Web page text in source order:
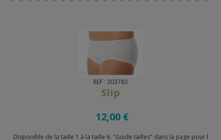
REF : 303783
Slip
12,00 €
Disponible de la taille 1 à la taille 6. "Guide tailles" dans la page pour l